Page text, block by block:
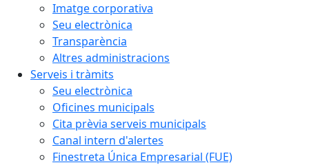
Imatge corporativa
Seu electrònica
Transparència
Altres administracions
Serveis i tràmits
Seu electrònica
Oficines municipals
Cita prèvia serveis municipals
Canal intern d'alertes
Finestreta Única Empresarial (FUE)